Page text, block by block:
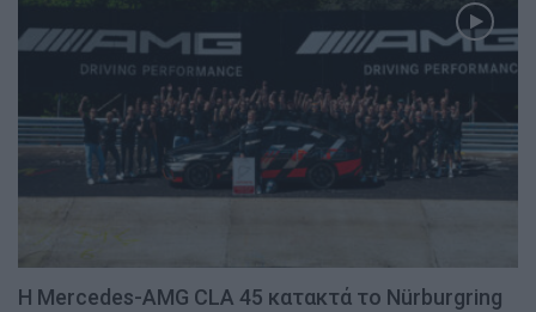
Η Mercedes-AMG CLA 45 κατακτά το Nürburgring